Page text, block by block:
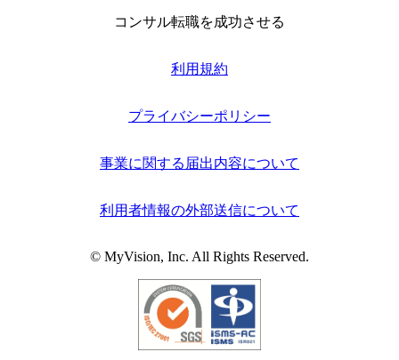
コンサル転職を成功させる
利用規約
プライバシーポリシー
事業に関する届出内容について
利用者情報の外部送信について
© MyVision, Inc. All Rights Reserved.